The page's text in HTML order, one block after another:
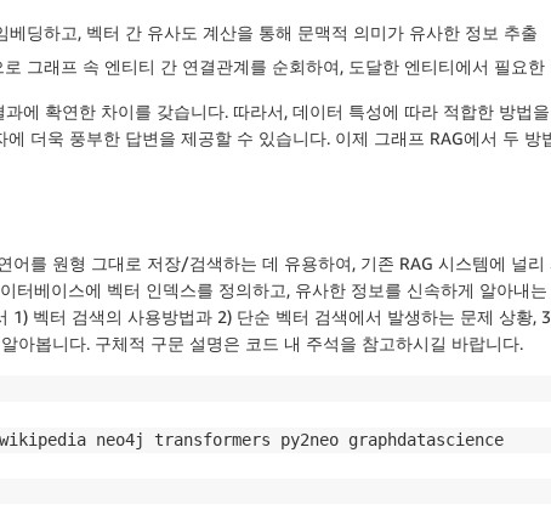
베딩하고, 벡터 간 유사도 계산을 통해 문맥적 의미가 유사한 정보 추출
그래프 속 엔티티 간 연결관계를 순회하여, 도달한 엔티티에서 필요한
에 확연한 차이를 갖습니다. 따라서, 데이터 특성에 따라 적합한 방법
더욱 풍부한 답변을 제공할 수 있습니다. 이제 그래프 RAG에서 두 방
어를 원형 그대로 저장/검색하는 데 유용하여, 기존 RAG 시스템에 널리
터베이스에 벡터 인덱스를 정의하고, 유사한 정보를 신속하게 알아내
1) 벡터 검색의 사용방법과 2) 단순 벡터 검색에서 발생하는 문제 상황,
아봅니다. 구체적 구문 설명은 코드 내 주석을 참고하시길 바랍니다.
neo4j transformers py2neo graphdatascience